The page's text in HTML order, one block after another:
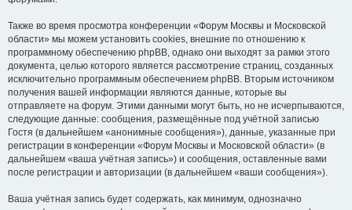
Также во время просмотра конференции «Форум Москвы и Московской
области» мы можем установить cookies, внешние по отношению к
программному обеспечению phpBB, однако они выходят за рамки этого
документа, целью которого является рассмотрение страниц, созданных
исключительно программным обеспечением phpBB. Вторым источником
получения вашей информации являются данные, которые вы
отправляете на форум. Этими данными могут быть, но не исчерпываются,
следующие данные: сообщения, размещённые под учётной записью
Гостя (в дальнейшем «анонимные сообщения»), данные, указанные при
регистрации в конференции «Форум Москвы и Московской области» (в
дальнейшем «ваша учётная запись») и сообщения, оставленные вами
после регистрации и авторизации (в дальнейшем «ваши сообщения»).
Ваша учётная запись будет содержать, как минимум, однозначно